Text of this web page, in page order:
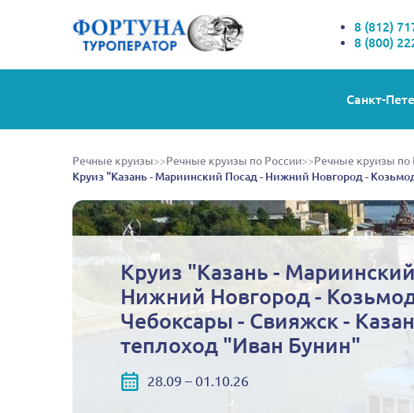
8 (812)
8 (800)
Санкт-
Речные круизы>>Речные круизы по России>>Речные круизы по
Круиз "Казань - Мариинский Посад - Нижний Новгород -
Круиз "Казань -
Нижний Новгород -
Чебоксары - Свияжск -
теплоход "Иван Бунин"
28.09 – 01.10.26